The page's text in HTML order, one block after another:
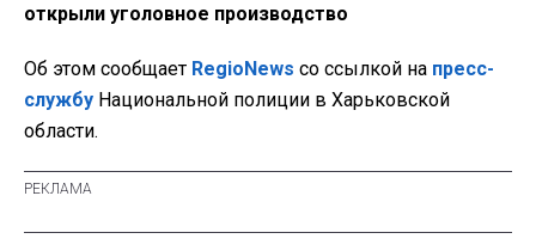
открыли уголовное производство
Об этом сообщает RegioNews со ссылкой на пресс-
службу Национальной полиции в Харьковской
области.